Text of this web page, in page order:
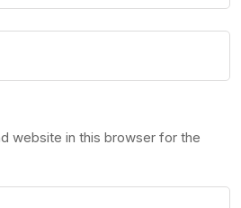
website in this browser for the